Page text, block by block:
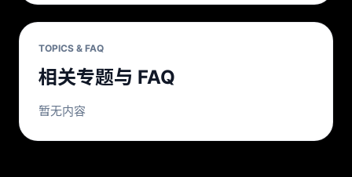
TOPICS & FAQ
相关专题与 FAQ
暂无内容